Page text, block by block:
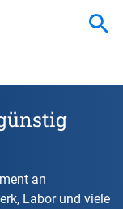
an
Labor und viele